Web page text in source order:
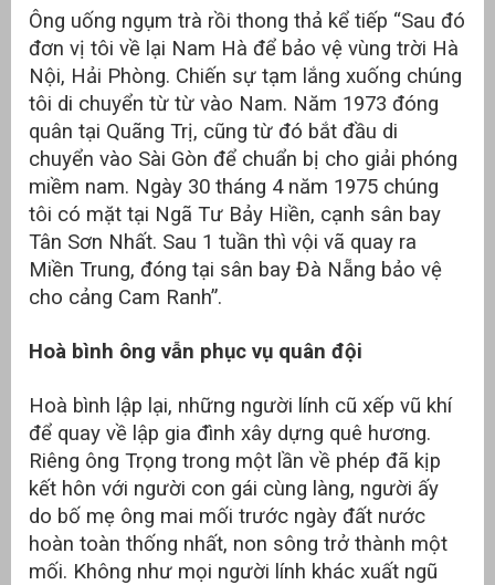
Ông uống ngụm trà rồi thong thả kể tiếp “Sau đó
đơn vị tôi về lại Nam Hà để bảo vệ vùng trời Hà
Nội, Hải Phòng. Chiến sự tạm lắng xuống chúng
tôi di chuyển từ từ vào Nam. Năm 1973 đóng
quân tại Quãng Trị, cũng từ đó bắt đầu di
chuyển vào Sài Gòn để chuẩn bị cho giải phóng
miềm nam. Ngày 30 tháng 4 năm 1975 chúng
tôi có mặt tại Ngã Tư Bảy Hiền, cạnh sân bay
Tân Sơn Nhất. Sau 1 tuần thì vội vã quay ra
Miền Trung, đóng tại sân bay Đà Nẵng bảo vệ
cho cảng Cam Ranh”.
Hoà bình ông vẫn phục vụ quân đội
Hoà bình lập lại, những người lính cũ xếp vũ khí
để quay về lập gia đình xây dựng quê hương.
Riêng ông Trọng trong một lần về phép đã kịp
kết hôn với người con gái cùng làng, người ấy
do bố mẹ ông mai mối trước ngày đất nước
hoàn toàn thống nhất, non sông trở thành một
mối. Không như mọi người lính khác xuất ngũ